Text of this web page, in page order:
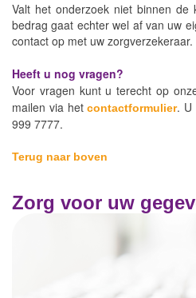
Valt het onderzoek niet binnen
bedrag gaat echter wel af van uw
contact op met uw
Heeft u nog vragen?
Voor vragen kunt u terecht op
mailen via hetcontactformulier. U
999 7777.
Terug naar boven
Zorg voor uw